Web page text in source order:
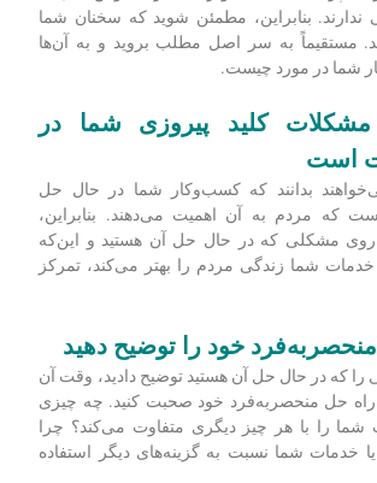
کسب‌وکار، یکی از مهم‌ترین کارهایی که می‌توانید
انجام دهید، ایجاد طرحی قوی است. اما
شامل چه چیزی باشد؟ چگونه می‌توانید مطمئن
بیان کنید
پرمشغله هستند و زمانی برای گوش دادن به
بنابراین، مطمئن شوید که سخنان شما
مستقیماً به سر اصل مطلب بروید و به آن‌ها
شما در مورد چیست.
کلید پیروزی شما در
است
بدانند که کسب‌وکار شما در حال حل
که مردم به آن اهمیت می‌دهند. بنابراین،
روی مشکلی که در حال حل آن هستید و این‌که
شما زندگی مردم را بهتر می‌کند، تمرکز